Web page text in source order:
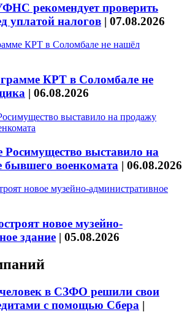
рекомендует проверить
уплатой налогов | 07.08.2026
КРТ в Соломбале не
| 06.08.2026
Росимущество выставило на
бывшего военкомата | 06.08.2026
новое музейно-
здание | 05.08.2026
в СЗФО решили свои
с помощью Сбера |